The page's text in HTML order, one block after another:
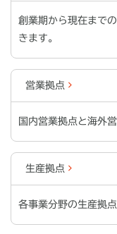
創業期から現在まで
きます。
営業拠点
国内営業拠点と海外
生産拠点
各事業分野の生産拠